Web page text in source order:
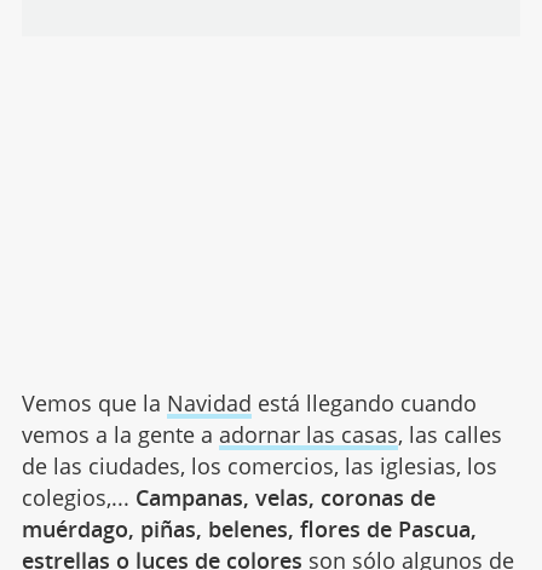
Vemos que la Navidad está llegando cuando
vemos a la gente a adornar las casas, las calles
de las ciudades, los comercios, las iglesias, los
colegios,... Campanas, velas, coronas de
muérdago, piñas, belenes, flores de Pascua,
estrellas o luces de colores son sólo algunos de